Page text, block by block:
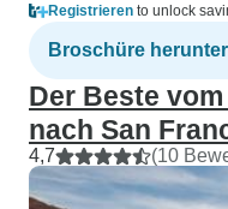
Registrieren to unlock
Broschüre
Der Beste
nach San
4,7 (10